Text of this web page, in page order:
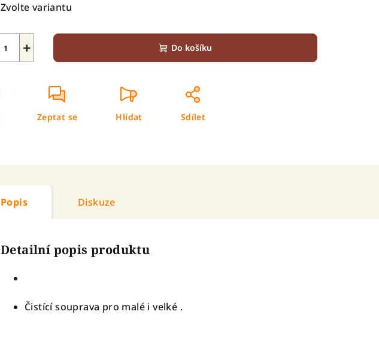
Zvolte variantu
+ Do košíku
Zeptat se Hlídat Sdílet
Popis Diskuze
Detailní popis produktu
Čistící souprava pro malé i velké .